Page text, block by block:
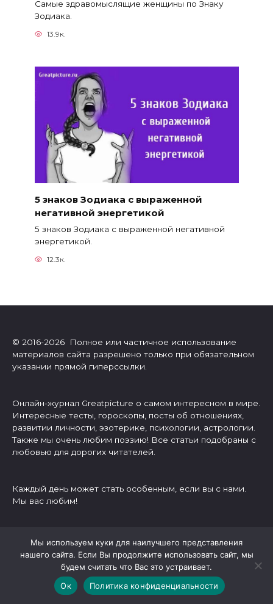
Самые здравомыслящие женщины по Знаку
Зодиака.
13.9к.
5 знаков Зодиака с выраженной
негативной энергетикой
5 знаков Зодиака с выраженной негативной
энергетикой.
12.3к.
© 2016-2026 Полное или частичное использование
материалов сайта разрешено только при обязательном
указании прямой гиперссылки.
Онлайн-журнал Greatpicture о самом интересном в мире.
Интересные тесты, гороскопы, посты об отношениях,
развитии личности, эзотерике, психологии, астрологии.
Также мы очень любим поэзию! Все статьи подобраны с
любовью для дорогих читателей.
Каждый день может стать особенным, если вы с нами.
Мы вас любим!
О нас
Написать нам
Отказ от ответственности
Политика конфиденциальности
Правообладателям
Мы используем куки для наилучшего представления
нашего сайта. Если Вы продолжите использовать сайт, мы
будем считать что Вас это устраивает.
Ок
Политика конфиденциальности